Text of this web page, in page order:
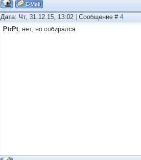
Дата: Чт, 31.12.15, 13:02 | Сообщение # 4
PtrPt, нет, но собирался